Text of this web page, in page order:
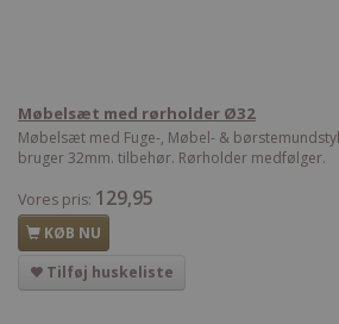
Møbelsæt med rørholder Ø32
Møbelsæt med Fuge-, Møbel- &
bruger 32mm. tilbehør. Rørholder medfølger.
Vores pris: 129,95
KØB NU
Tilføj huskeliste